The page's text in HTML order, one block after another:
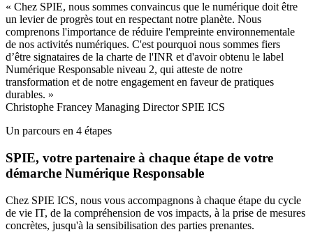
« Chez SPIE, nous sommes convaincus que le numérique doit être
un levier de progrès tout en respectant notre planète. Nous
comprenons l'importance de réduire l'empreinte environnementale
de nos activités numériques. C'est pourquoi nous sommes fiers
d’être signataires de la charte de l'INR et d'avoir obtenu le label
Numérique Responsable niveau 2, qui atteste de notre
transformation et de notre engagement en faveur de pratiques
durables. »
Christophe Francey Managing Director SPIE ICS
Un parcours en 4 étapes
SPIE, votre partenaire à chaque étape de votre
démarche Numérique Responsable
Chez SPIE ICS, nous vous accompagnons à chaque étape du cycle
de vie IT, de la compréhension de vos impacts, à la prise de mesures
concrètes, jusqu'à la sensibilisation des parties prenantes.